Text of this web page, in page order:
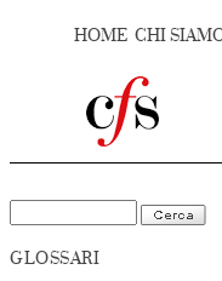
HOME CHI
GLOSSARI